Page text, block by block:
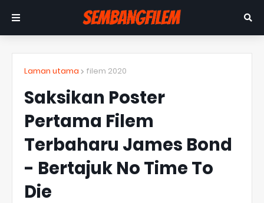
Laman utama filem 2020
Saksikan Poster
Pertama Filem
Terbaharu James Bond
- Bertajuk No Time To
Die